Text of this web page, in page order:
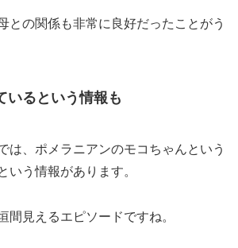
との関係も非常に良好だったことがう
いるという情報も
は、ポメラニアンのモコちゃんという
いう情報があります。
間見えるエピソードですね。